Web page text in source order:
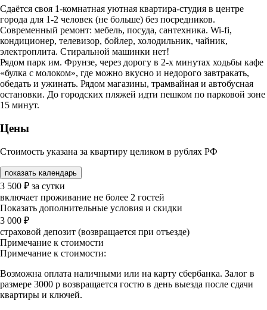
Сдаётся своя 1-комнатная уютная квартира-студия в центре
города для 1-2 человек (не больше) без посредников.
Современный ремонт: мебель, посуда, сантехника. Wi-fi,
кондиционер, телевизор, бойлер, холодильник, чайник,
электроплита. Стиральной машинки нет!
Рядом парк им. Фрунзе, через дорогу в 2-х минутах ходьбы кафе
«булка с молоком», где можно вкусно и недорого завтракать,
обедать и ужинать. Рядом магазины, трамвайная и автобусная
остановки. До городских пляжей идти пешком по парковой зоне
15 минут.
Цены
Стоимость указана за квартиру целиком в рублях РФ
показать календарь
3 500 ₽ за сутки
включает проживание не более 2 гостей
Показать дополнительные условия и скидки
3 000 ₽
страховой депозит (возвращается при отъезде)
Примечание к стоимости
Примечание к стоимости:
Возможна оплата наличными или на карту сбербанка. Залог в
размере 3000 р возвращается гостю в день выезда после сдачи
квартиры и ключей.